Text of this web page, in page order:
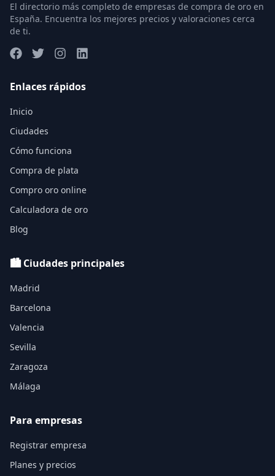
El directorio más completo de empresas de compra de oro en
España. Encuentra los mejores precios y valoraciones cerca
de ti.
Enlaces rápidos
Inicio
Ciudades
Cómo funciona
Compra de plata
Compro oro online
Calculadora de oro
Blog
🏙️ Ciudades principales
Madrid
Barcelona
Valencia
Sevilla
Zaragoza
Málaga
Para empresas
Registrar empresa
Planes y precios